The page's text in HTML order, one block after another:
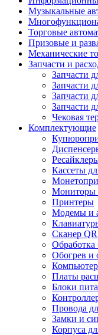
Музыкальные
Торговые
Призовые и
Механические
Запчасти и
Запчасти
Запчасти
Запчасти
Запчасти
Чековая
Комплектующие
Кассеты
Мониторы
Принтеры
Модемы и
Сканер
Обработка
Обогрев и
Платы
Блоки
Провода
Замки и
Корпуса